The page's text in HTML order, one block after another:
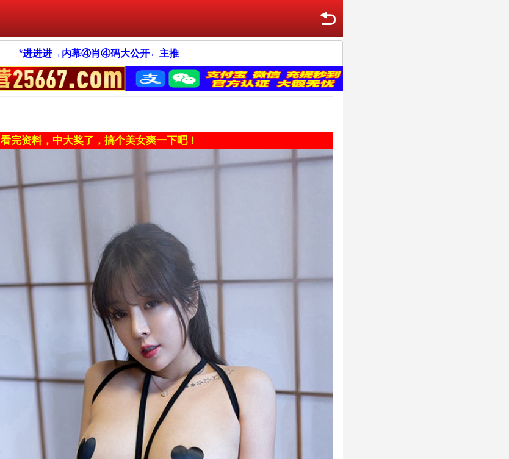
*进进进→内幕④肖④码大公开←主推
看完资料，中大奖了，搞个美女爽一下吧！